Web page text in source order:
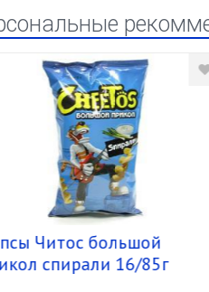
Читос большой
спирали 16/85г